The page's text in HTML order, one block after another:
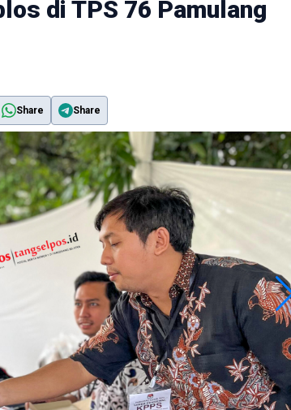
di TPS 76 Pamulang
Share Share